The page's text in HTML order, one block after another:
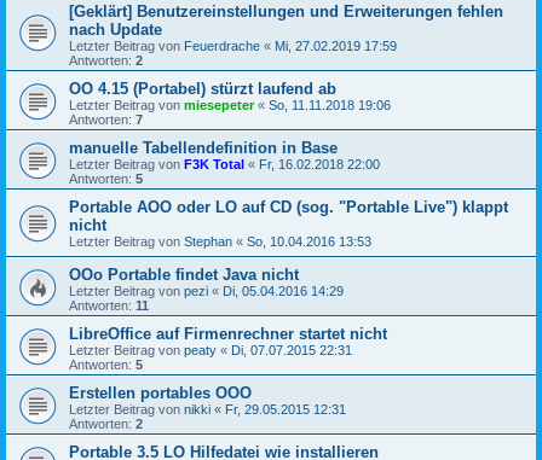
[Geklärt] Benutzereinstellungen und Erweiterungen fehlen
nach Update
Letzter Beitrag von Feuerdrache « Mi, 27.02.2019 17:59
Antworten: 2
OO 4.15 (Portabel) stürzt laufend ab
Letzter Beitrag von miesepeter« So, 11.11.2018 19:06
Antworten: 7
manuelle Tabellendefinition in Base
Letzter Beitrag von F3K Total « Fr, 16.02.2018 22:00
Antworten: 5
Portable AOO oder LO auf CD (sog. "Portable Live") klappt
nicht
Letzter Beitrag von Stephan « So, 10.04.2016 13:53
OOo Portable findet Java nicht
Letzter Beitrag von pezi « Di, 05.04.2016 14:29
Antworten: 11
LibreOffice auf Firmenrechner startet nicht
Letzter Beitrag von peaty « Di, 07.07.2015 22:31
Antworten: 5
Erstellen portables OOO
Letzter Beitrag von nikki « Fr, 29.05.2015 12:31
Antworten: 2
Portable 3.5 LO Hilfedatei wie installieren